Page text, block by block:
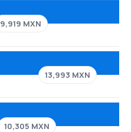
9,919 MXN
13,993 MXN
10,305 MXN